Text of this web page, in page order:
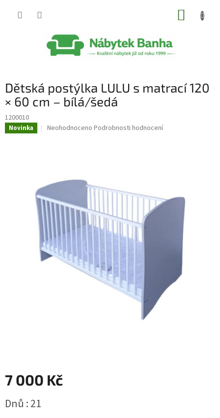
Dětská postýlka LULU s matrací 120
× 60 cm – bílá/šedá
1200010
Novinka
Průměrné
5
Neohodnoceno Podrobnosti hodnocení
7 000 Kč
cena:
Dnů : 21